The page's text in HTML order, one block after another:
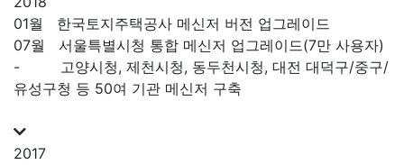
01월
한국토지주택공사 메신저 버전 업그레이드
07월
서울특별시청 통합 메신저 업그레이드(7만 사용자)
- 고양시청, 제천시청, 동두천시청, 대전 대덕구/중구/
유성구청 등 50여 기관 메신저 구축
2017